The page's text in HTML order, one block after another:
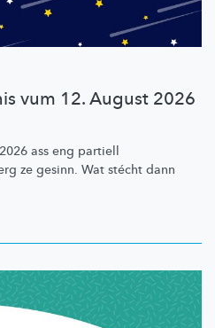
vum 12. August 2026
ass eng partiell
ze gesinn. Wat stécht dann